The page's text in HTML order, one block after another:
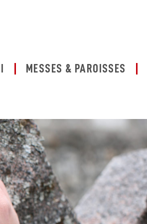
MESSES & PAROISSES